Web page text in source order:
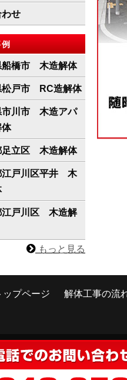
わせ
船橋市 木造解体
松戸市 RC造解体
市川市 木造アパ
体
足立区 木造解体
江戸川区平井 木
江戸川区 木造解
もっと見る
ップページ 解体工事の流